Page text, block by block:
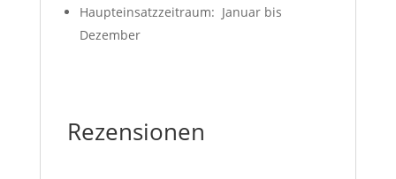
Haupteinsatzzeitraum: Januar bis
Dezember
Rezensionen